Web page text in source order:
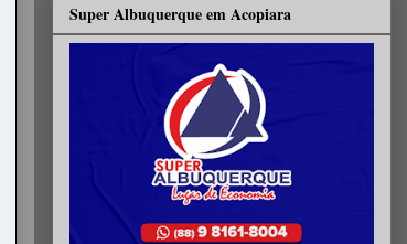
Super Albuquerque em Acopiara